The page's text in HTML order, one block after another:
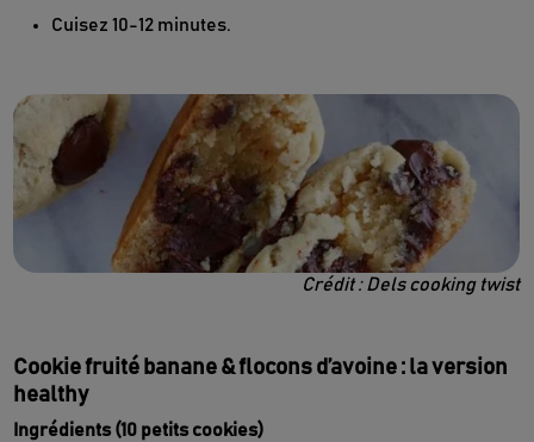
Cuisez 10-12 minutes.
Crédit : Dels cooking twist
Cookie fruité banane & flocons d’avoine : la version
healthy
Ingrédients (10 petits cookies)